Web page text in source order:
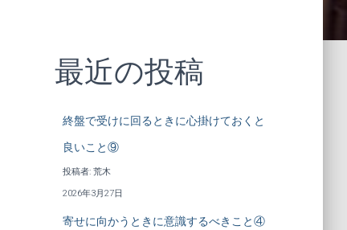
最近の投稿
終盤で受けに回るときに心掛けておくと
良いこと⑨
投稿者: 荒木
2026年3月27日
寄せに向かうときに意識するべきこと④